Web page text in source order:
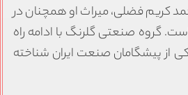
کریم فضلی، میراث او همچنان در
گروه صنعتی گلرنگ با ادامه راه
از پیشگامان صنعت ایران شناخته